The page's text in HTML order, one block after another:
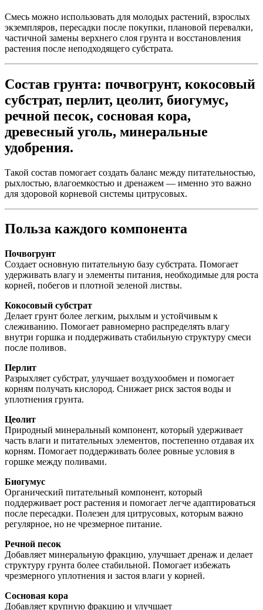
Смесь можно использовать для молодых растений, взрослых
экземпляров, пересадки после покупки, плановой перевалки,
частичной замены верхнего слоя грунта и восстановления
растения после неподходящего субстрата.
Состав грунта: почвогрунт, кокосовый
субстрат, перлит, цеолит, биогумус,
речной песок, сосновая кора,
древесный уголь, минеральные
удобрения.
Такой состав помогает создать баланс между питательностью,
рыхлостью, влагоемкостью и дренажем — именно это важно
для здоровой корневой системы цитрусовых.
Польза каждого компонента
Почвогрунт
Создает основную питательную базу субстрата. Помогает
удерживать влагу и элементы питания, необходимые для роста
корней, побегов и плотной зеленой листвы.
Кокосовый субстрат
Делает грунт более легким, рыхлым и устойчивым к
слеживанию. Помогает равномерно распределять влагу
внутри горшка и поддерживать стабильную структуру смеси
после поливов.
Перлит
Разрыхляет субстрат, улучшает воздухообмен и помогает
корням получать кислород. Снижает риск застоя воды и
уплотнения грунта.
Цеолит
Природный минеральный компонент, который удерживает
часть влаги и питательных элементов, постепенно отдавая их
корням. Помогает поддерживать более ровные условия в
горшке между поливами.
Биогумус
Органический питательный компонент, который
поддерживает рост растения и помогает легче адаптироваться
после пересадки. Полезен для цитрусовых, которым важно
регулярное, но не чрезмерное питание.
Речной песок
Добавляет минеральную фракцию, улучшает дренаж и делает
структуру грунта более стабильной. Помогает избежать
чрезмерного уплотнения и застоя влаги у корней.
Сосновая кора
Добавляет крупную фракцию и улучшает